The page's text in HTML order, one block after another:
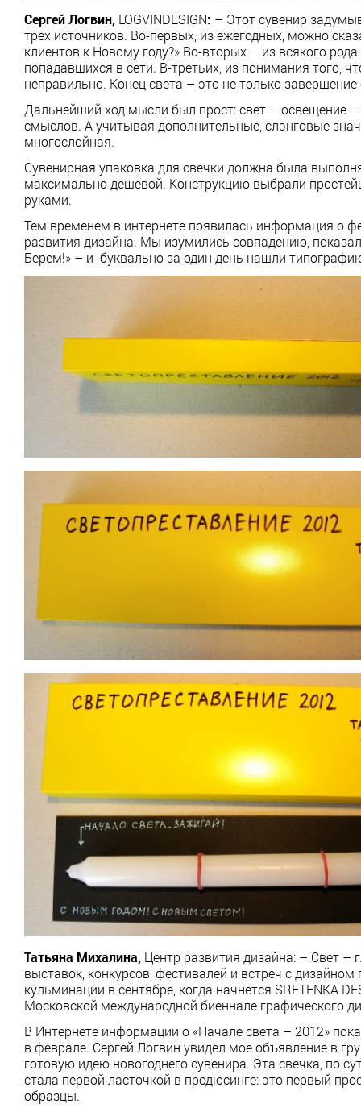
Сергей Логвин, LOGVINDESIGN: – Этот сувенир
трех источников. Во-первых, из ежегодных, можно
клиентов к Новому году?» Во-вторых – из всякого
попадавшихся в сети. В-третьих, из понимания того,
неправильно. Конец света – это не только
Дальнейший ход мысли был прост: свет – освещение –
смыслов. А учитывая дополнительные, слэнговые
многослойная.
Сувенирная упаковка для свечки должна была
максимально дешевой. Конструкцию выбрали
руками.
Тем временем в интернете появилась информация о
развития дизайна. Мы изумились совпадению,
Берем!» – и буквально за один день нашли
Татьяна Михалина, Центр развития дизайна: – Свет –
выставок, конкурсов, фестивалей и встреч с
кульминации в сентябре, когда начнется SRETENKA
Московской международной биеннале графического
В Интернете информации о «Начале света – 2012»
в феврале. Сергей Логвин увидел мое объявление в
готовую идею новогоднего сувенира. Эта свечка, по
стала первой ласточкой в продюсинге: это первый
образцы.